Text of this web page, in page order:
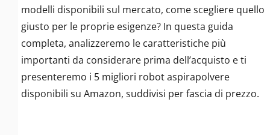
modelli disponibili sul mercato, come scegliere quello
giusto per le proprie esigenze? In questa guida
completa, analizzeremo le caratteristiche più
importanti da considerare prima dell’acquisto e ti
presenteremo i 5 migliori robot aspirapolvere
disponibili su Amazon, suddivisi per fascia di prezzo.